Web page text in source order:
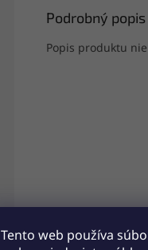
Tento web používa
Podrobný popis
Popis produktu